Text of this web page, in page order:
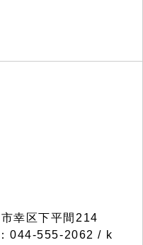
幸区下平間214
044-555-2062 / k